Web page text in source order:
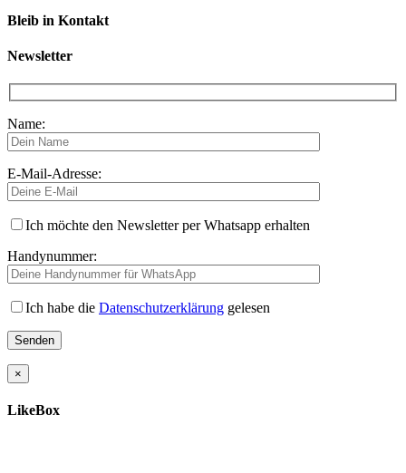
Bleib in Kontakt
Newsletter
Name:
E-Mail-Adresse:
Ich möchte den Newsletter per Whatsapp erhalten
Handynummer:
Ich habe die Datenschutzerklärung gelesen
×
LikeBox